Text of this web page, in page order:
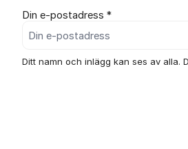
Din e-postadress *
Ditt namn och inlägg kan ses av alla.